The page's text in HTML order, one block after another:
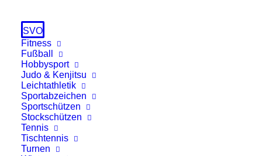
SVO
Fitness
Fußball
Hobbysport
Judo & Kenjitsu
Leichtathletik
Sportabzeichen
Sportschützen
Stockschützen
Tennis
Tischtennis
Turnen